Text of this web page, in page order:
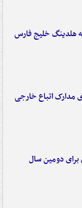
مدارک اتباع خارجی
برای دومین سال